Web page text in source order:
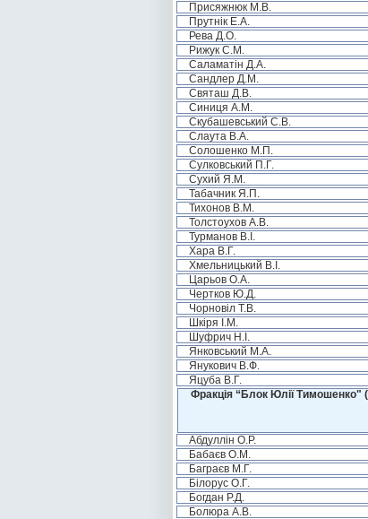
Присяжнюк М.В.
Прутнік Е.А.
Рева Д.О.
Рижук С.М.
Саламатін Д.А.
Сандлер Д.М.
Святаш Д.В.
Синиця А.М.
Скубашевський С.В.
Слаута В.А.
Солошенко М.П.
Сулковський П.Г.
Сухий Я.М.
Табачник Я.П.
Тихонов В.М.
Толстоухов А.В.
Турманов В.І.
Хара В.Г.
Хмельницький В.І.
Царьов О.А.
Чертков Ю.Д.
Чорновіл Т.В.
Шкіря І.М.
Шуфрич Н.І.
Янковський М.А.
Янукович В.Ф.
Яцуба В.Г.
Фракція “Блок Юлії Тимошенко"
Абдуллін О.Р.
Бабаєв О.М.
Баграєв М.Г.
Білорус О.Г.
Богдан Р.Д.
Болюра А.В.